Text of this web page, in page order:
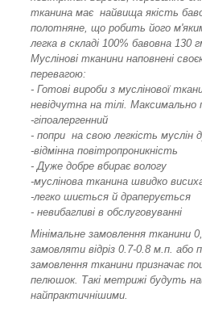
тканина має найвища якість
полотняне, що робить його
легка в складі 100% бавовна
Муслінові тканини наповнені
перевагою:
- Готові вироби з муслінової
невідчутна на тілі. Максимально
-гіпоалергенний
- попри на свою легкість муслін
-відмінна повітропроникність
- Дуже добре вбирає вологу
-муслінова тканина швидко
-легко шиється й драперується
- невибагливі в обслуговуванні
Мінімальне замовлення тканини
замовляти відріз 0.7-0.8 м.п.
замовлення тканини призначає
пелюшок. Такі метрижі будуть
найпрактичнішими.